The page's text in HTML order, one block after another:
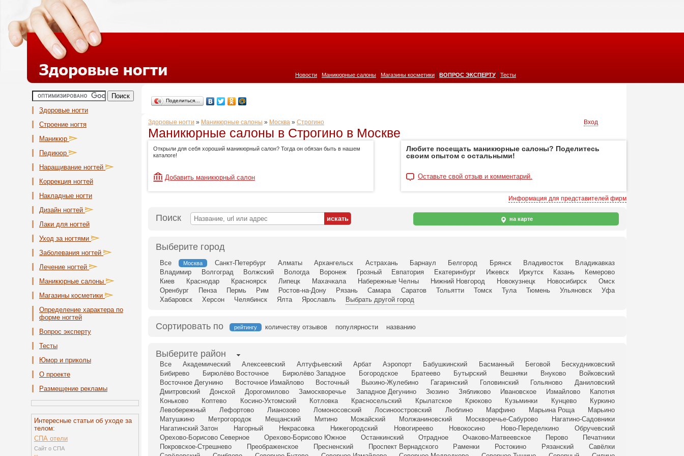
Новости Маникюрные салоны Магазины косметики ВОПРОС ЭКСПЕРТУ Тесты
Здоровые ногти
Строение ногтя
Маникюр
Педикюр
Наращивание ногтей
Коррекция ногтей
Накладные ногти
Дизайн ногтей
Лаки для ногтей
Уход за ногтями
Заболевания ногтей
Лечение ногтей
Маникюрные салоны
Магазины косметики
Определение характера по
форме ногтей
Вопрос эксперту
Тесты
Юмор и приколы
О проекте
Размещение рекламы
Интересные статьи об уходе за
телом:
СПА отели
Сайт о СПА
Поделиться…
Здоровые ногти » Маникюрные салоны » Москва » Строгино Вход
Маникюрные салоны в Строгино в Москве
Открыли для себя хороший маникюрный салон? Тогда он обязан быть в нашем
каталоге!
Добавить маникюрный салон
Любите посещать маникюрные салоны? Поделитесь
своим опытом с остальными!
Оставьте свой отзыв и комментарий.
Информация для представителей фирм
Поиск на карте
Выберите город
Все Москва Санкт-Петербург Алматы Архангельск Астрахань Барнаул Белгород Брянск Владивосток
Владикавказ
Владимир
Волгоград Волжский Вологда Воронеж Грозный Евпатория Екатеринбург Ижевск Иркутск Казань
Кемерово
Киев
Краснодар Красноярск Липецк Махачкала Набережные Челны Нижний Новгород Новокузнецк Новосибирск
Омск
Оренбург
Пенза Пермь Рим Ростов-на-Дону Рязань Самара Саратов Тольятти Томск Тула Тюмень Ульяновск
Уфа
Хабаровск
Херсон Челябинск Ялта Ярославль Выбрать другой город
Сортировать по рейтингу количеству отзывов популярности названию
Выберите район
Все Академический Алексеевский Алтуфьевский Арбат Аэропорт Бабушкинский Басманный Беговой
Бескудниковский
Бибирево
Бирюлёво Восточное Бирюлёво Западное Богородское Братеево Бутырский Вешняки Внуково
Войковский
Восточное Дегунино
Восточное Измайлово Восточный Выхино-Жулебино Гагаринский Головинский Гольяново
Даниловский
Дмитровский
Донской Дорогомилово Замоскворечье Западное Дегунино Зюзино Зябликово Ивановское Измайлово
Капотня
Коньково
Коптево Косино-Ухтомский Котловка Красносельский Крылатское Крюково Кузьминки Кунцево
Куркино
Левобережный
Лефортово Лианозово Ломоносовский Лосиноостровский Люблино Марфино Марьина Роща
Марьино
Матушкино
Метрогородок Мещанский Митино Можайский Молжаниновский Москворечье-Сабурово
Нагатино-Садовники
Нагатинский Затон
Нагорный Некрасовка Нижегородский Новогиреево Новокосино Ново-Переделкино
Обручевский
Орехово-Борисово Северное
Орехово-Борисово Южное Останкинский Отрадное Очаково-Матвеевское Перово
Печатники
Покровское-Стрешнево
Преображенское Пресненский Проспект Вернадского Раменки Ростокино Рязанский
Савёлки